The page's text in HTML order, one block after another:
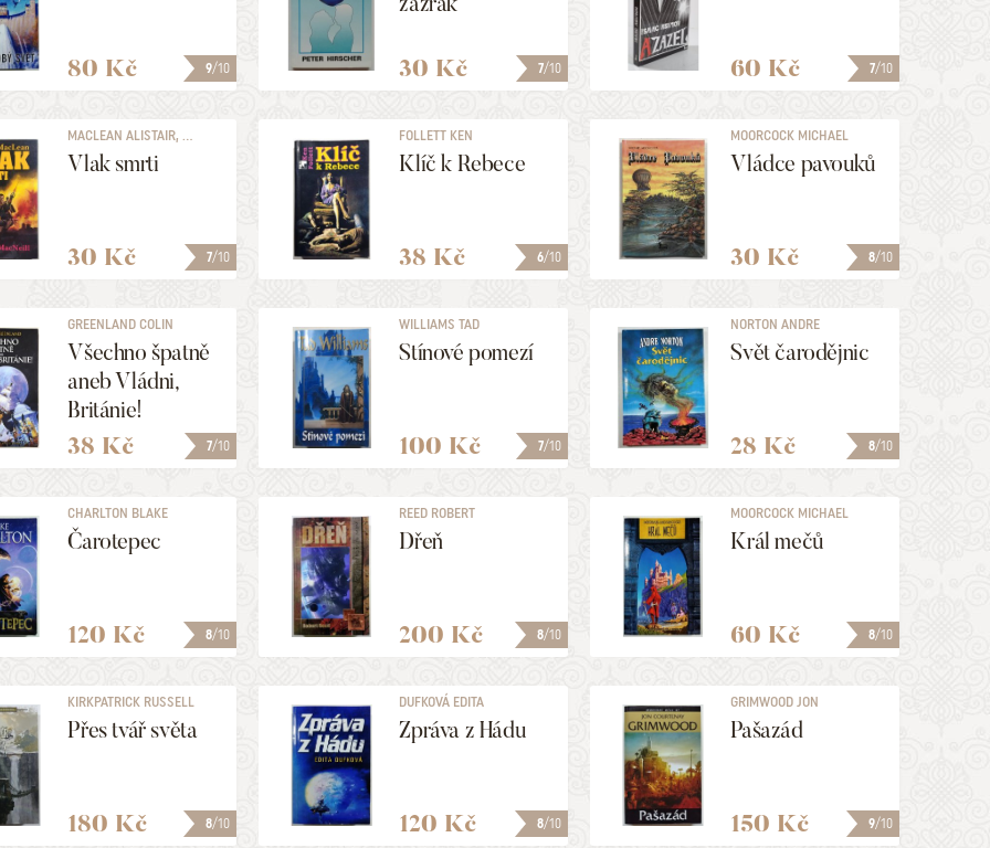
9/10
80 Kč 7/10
30 Kč 7/10
60 Kč
7/10
MACLEAN ALISTAIR, ...
Vlak smrti
30 Kč 6/10
FOLLETT KEN
Klíč k Rebece
38 Kč 8/10
MOORCOCK MICHAEL
Vládce pavouků
30 Kč
7/10
GREENLAND COLIN
Všechno špatně
aneb Vládni,
Británie!
38 Kč 7/10
WILLIAMS TAD
Stínové pomezí
100 Kč 8/10
NORTON ANDRE
Svět čarodějnic
28 Kč
8/10
CHARLTON BLAKE
Čarotepec
120 Kč 8/10
REED ROBERT
Dřeň
200 Kč 8/10
MOORCOCK MICHAEL
Král mečů
60 Kč
8/10
KIRKPATRICK RUSSELL
Přes tvář světa
180 Kč 8/10
DUFKOVÁ EDITA
Zpráva z Hádu
120 Kč 9/10
GRIMWOOD JON
COURTENAY
Pašazád
150 Kč